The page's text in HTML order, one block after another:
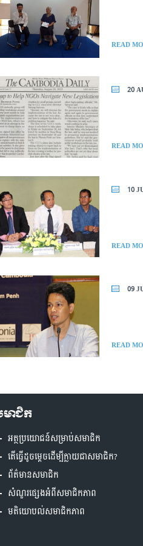
READ
20
READ
10
READ
09
READ
ាជិក
អត្ថប្រយោជន៍សម្រាប់សមាជិក
តើធ្វើដូចម្តេចដើម្បីក្លាយជាសមាជិក?
ព័ត៌មានសមាជិក
សំណួរផ្សេងអំពីសមាជិកភាព
មតិយោបល់សមាជិកភាព